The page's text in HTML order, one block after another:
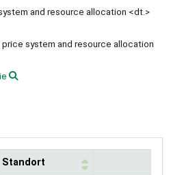
and resource allocation <dt.>
system and resource allocation
Standort